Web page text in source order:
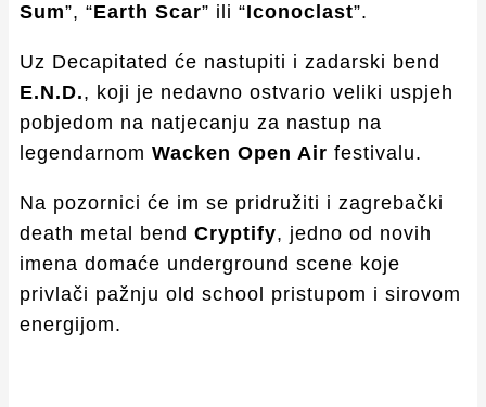
Sum”, “Earth Scar” ili “Iconoclast”.
Uz Decapitated će nastupiti i zadarski bend
E.N.D., koji je nedavno ostvario veliki uspjeh
pobjedom na natjecanju za nastup na
legendarnom Wacken Open Air festivalu.
Na pozornici će im se pridružiti i zagrebački
death metal bend Cryptify, jedno od novih
imena domaće underground scene koje
privlači pažnju old school pristupom i sirovom
energijom.